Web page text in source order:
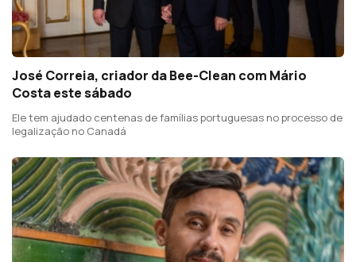
José Correia, criador da Bee-Clean com Mário
Costa este sábado
Ele tem ajudado centenas de famílias portuguesas no processo de
legalização no Canadá